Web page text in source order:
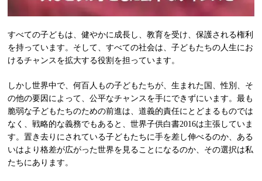
すべての子どもは、健やかに成長し、教育を受け、保護される権利
を持っています。そして、すべての社会は、子どもたちの人生にお
けるチャンスを拡大する役割を担っています。
しかし世界中で、何百人もの子どもたちが、生まれた国、性別、そ
の他の要因によって、公平なチャンスを手にできずにいます。最も
脆弱な子どもたちのための前進は、道義的責任にとどまるものでは
なく、戦略的な義務でもあると、世界子供白書2016は主張していま
す。置き去りにされている子どもたちに手を差し伸べるのか、ある
いはより格差が広がった世界を見ることになるのか、その選択は私
たちにあります。